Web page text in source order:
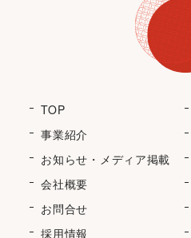
TOP
事業紹介
お知らせ・メディア掲載
会社概要
お問合せ
採用情報